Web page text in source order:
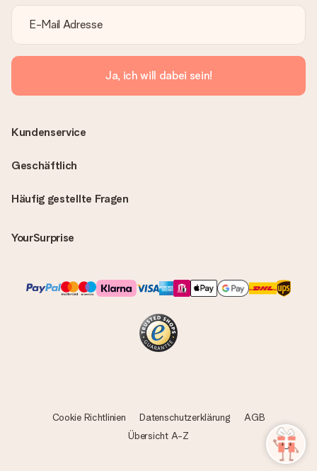
Ja, ich will dabei sein!
Häufig gestellte Fragen
YourSurprise
Kundenservice
Geschäftlich
Cookie Richtlinien Datenschutzerklärung
AGB
Übersicht A-Z